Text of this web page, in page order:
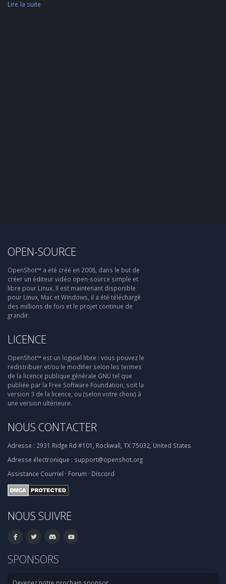
Lire la suite
OPEN-SOURCE
OpenShot™ a été créé en 2008, dans le but de
créer un éditeur vidéo open-source simple et
libre pour Linux. Il est maintenant disponible
pour Linux, Mac et Windows, il a été téléchargé
des millions de fois et le projet continue de
grandir.
LICENCE
OpenShot™ est un logiciel libre : vous pouvez le
redistribuer et/ou le modifier selon les termes
de la licence publique générale GNU tel que
publiée par la Free Software Foundation, soit la
version 3 de la licence, ou (selon votre choix) à
une version ultérieure.
NOUS CONTACTER
Adresse : 2931 Ridge Rd #101, Rockwall, TX 75032, United States
Adresse électronique : support@openshot.org
Assistance Courriel · Forum · Discord
NOUS SUIVRE
SPONSORS